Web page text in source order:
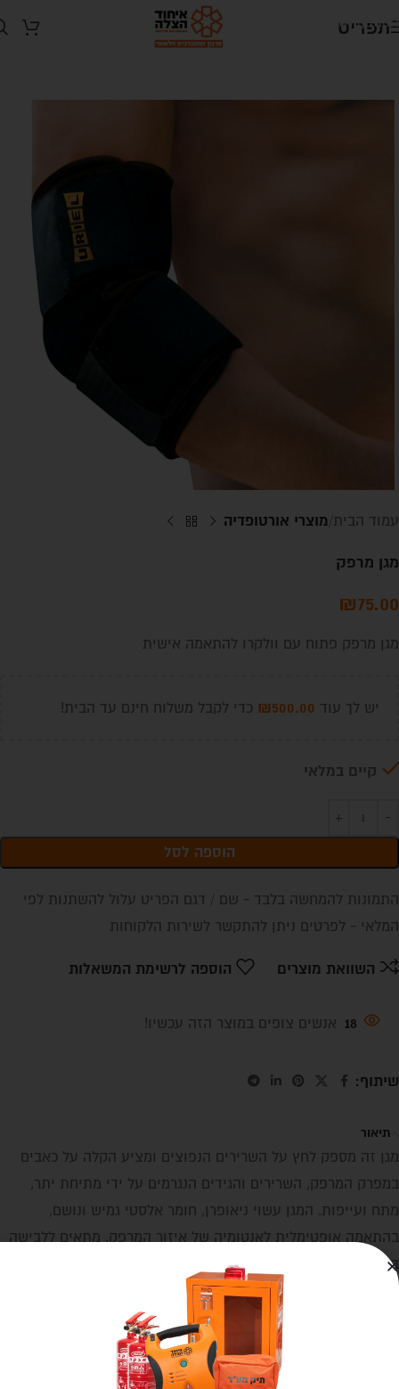
Skip to navigation
תפריט
עמוד הבית מוצרי אורטופדיה
מגן מרפק
₪75.00
מגן מרפק פתוח עם וולקרו להתאמה אישית
יש לך עוד ₪500.00 כדי לקבל משלוח חינם עד הבית!
קיים במלאי
הוספה לסל
התמונות להמחשה בלבד - שם / דגם הפריט עלול להשתנות לפי
המלאי - לפרטים ניתן להתקשר לשירות הלקוחות
השוואת מוצרים הוספה לרשימת המשאלות
18 אנשים צופים במוצר הזה עכשיו!
שיתוף:
תיאור
מגן זה מספק לחץ על השרירים הנפוצים ומציע הקלה על כאבים
במפרק המרפק, השרירים והגידים הנגרמים על ידי מתיחת יתר,
מתח ועייפות. המגן עשוי ניאופרן, חומר אלסטי גמיש ונושם,
בהתאמה אופטימלית לאנטומיה של איזור המרפק. מתאים ללבישה
במהלך פעילויות ספורט כגון טניס, גולף, כדורסל ועוד. מתאים
למרפק ימין או שמאל.